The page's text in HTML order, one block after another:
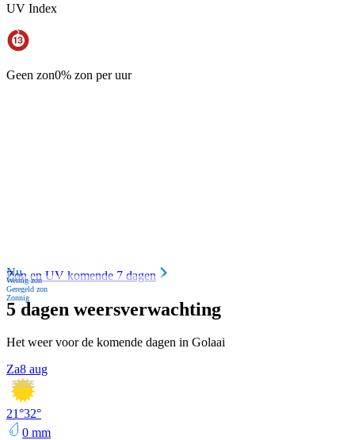
UV Index
Geen zon0% zon per uur
Nu
Weinig zon
Geregeld zon
Zonnig
Zon en UV komende 7 dagen
5 dagen weersverwachting
Het weer voor de komende dagen in Golaai
Za8 aug
21°32°
0 mm